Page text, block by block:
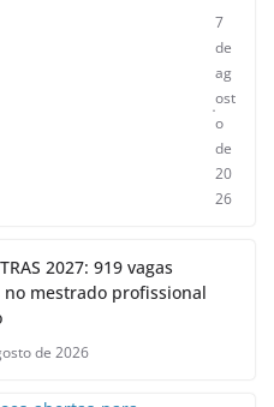
7
de
ag
ost
o
de
20
26
2027: 919 vagas
no mestrado profissional
de 2026